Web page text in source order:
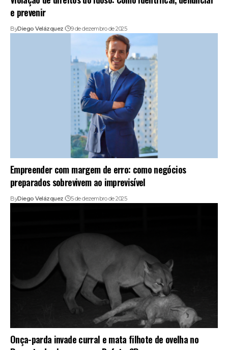
e prevenir
ByDiego Velázquez 9 de dezembro de 2025
Empreender com margem de erro: como negócios
preparados sobrevivem ao imprevisível
ByDiego Velázquez 5 de dezembro de 2025
Onça-parda invade curral e mata filhote de ovelha no